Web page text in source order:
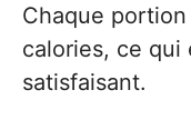
Chaque
calories, ce
satisfaisant.